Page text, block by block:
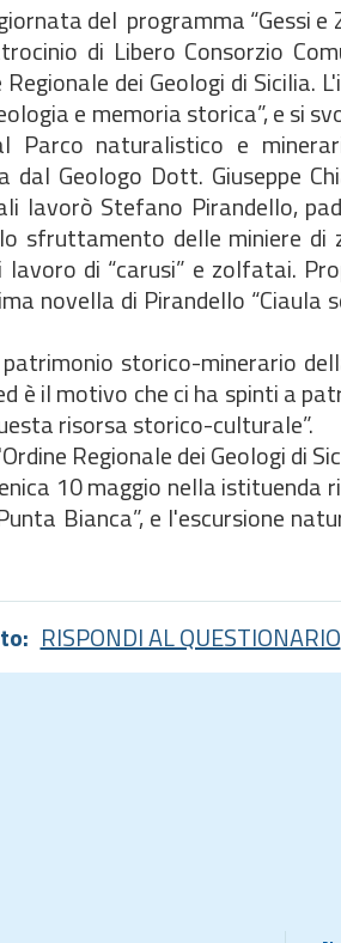
del programma “Gessi e
di Libero Consorzio
dei Geologi di Sicilia.
e memoria storica”, e si
Parco naturalistico e
Geologo Dott. Giuseppe
lavorò Stefano Pirandello,
sfruttamento delle miniere di
di “carusi” e zolfatai.
novella di Pirandello “Ciaula
storico-minerario
è il motivo che ci ha spinti a
risorsa storico-culturale”.
Regionale dei Geologi di
10 maggio nella istituenda
Bianca”, e l'escursione
RISPONDI AL QUESTIONARIO